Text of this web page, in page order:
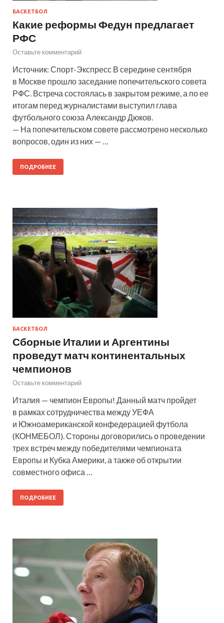
БАСКЕТБОЛ
Какие реформы Федун предлагает
РФС
Оставьте комментарий
Источник: Спорт-Экспресс В середине сентября
в Москве прошло заседание попечительского совета
РФС. Встреча состоялась в закрытом режиме, а по ее
итогам перед журналистами выступил глава
футбольного союза Александр Дюков.
— На попечительском совете рассмотрено несколько
вопросов, один из них — …
ПОДРОБНЕЕ
БАСКЕТБОЛ
Сборные Италии и Аргентины
проведут матч континентальных
чемпионов
Оставьте комментарий
Италия — чемпион Европы! Данный матч пройдет
в рамках сотрудничества между УЕФА
и Южноамериканской конфедерацией футбола
(КОНМЕБОЛ). Стороны договорились о проведении
трех встреч между победителями чемпионата
Европы и Кубка Америки, а также об открытии
совместного офиса …
ПОДРОБНЕЕ